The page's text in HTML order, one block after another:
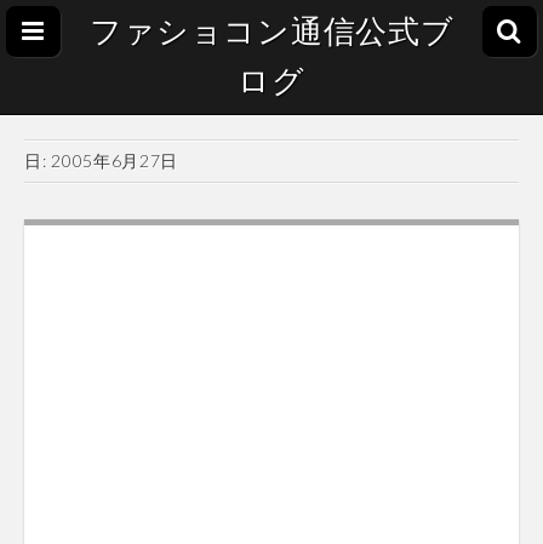
ファショコン通信公式ブ
ログ
日: 2005年6月27日